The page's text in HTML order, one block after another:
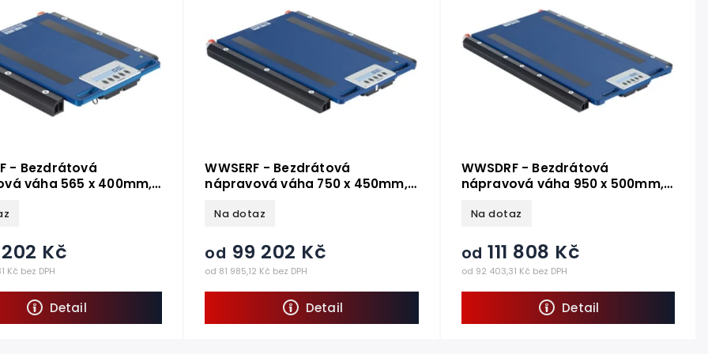
- Bezdrátová
váha 565 x 400mm, 1
Kč bez DPH
Kč
Detail
WWSERF - Bezdrátová
nápravová váha 750 x 450mm,
Na dotaz
od 81 985,12 Kč bez DPH
od 99 202 Kč
Detail
WWSDRF - Bezdrátová
nápravová váha 950 x 500mm,
Na dotaz
od 92 403,31 Kč bez DPH
od 111 808 Kč
Detail